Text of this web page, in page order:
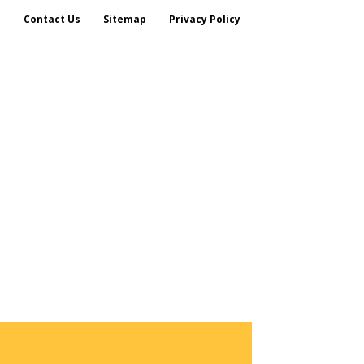
Contact Us Sitemap Privacy Policy